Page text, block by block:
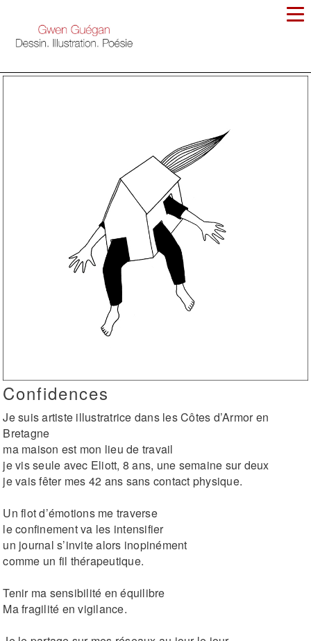
Confidences
Je suis artiste illustratrice dans les Côtes d’Armor en
Bretagne
ma maison est mon lieu de travail
je vis seule avec Eliott, 8 ans, une semaine sur deux
je vais fêter mes 42 ans sans contact physique.
Un flot d’émotions me traverse
le confinement va les intensifier
un journal s’invite alors inopinément
comme un fil thérapeutique.
Tenir ma sensibilité en équilibre
Ma fragilité en vigilance.